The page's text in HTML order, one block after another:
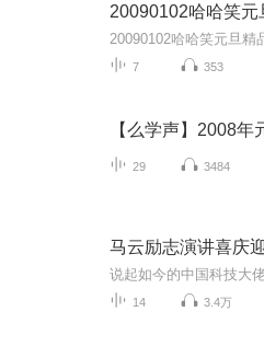
20090102哈哈笑元
20090102哈哈笑元旦精
7 353
【么学声】2008年
29 3484
马云励志演讲喜庆
14 3.4万